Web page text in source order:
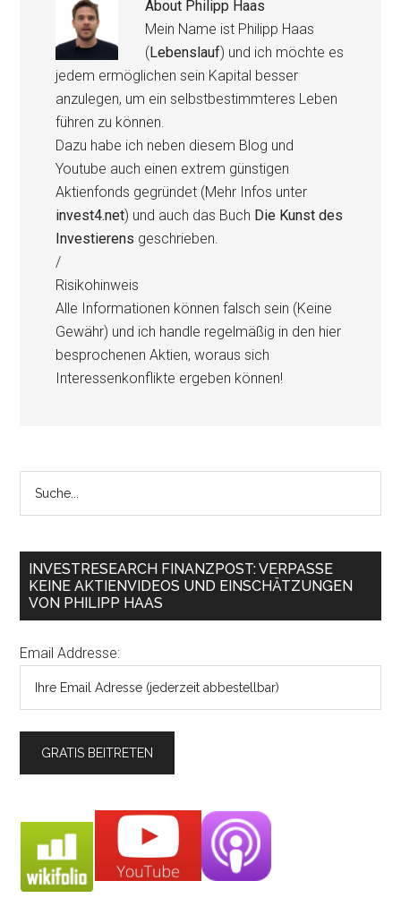
About Philipp Haas
Mein Name ist Philipp Haas
(Lebenslauf) und ich möchte es
jedem ermöglichen sein Kapital besser
anzulegen, um ein selbstbestimmteres Leben
führen zu können.
Dazu habe ich neben diesem Blog und
Youtube auch einen extrem günstigen
Aktienfonds gegründet (Mehr Infos unter
invest4.net) und auch das Buch Die Kunst des
Investierens geschrieben.
/
Risikohinweis
Alle Informationen können falsch sein (Keine
Gewähr) und ich handle regelmäßig in den hier
besprochenen Aktien, woraus sich
Interessenkonflikte ergeben können!
INVESTRESEARCH FINANZPOST: VERPASSE
KEINE AKTIENVIDEOS UND EINSCHÄTZUNGEN
VON PHILIPP HAAS
Email Addresse: